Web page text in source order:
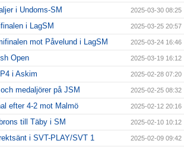
i Undoms-SM 2025-03-30 08:25
i LagSM 2025-03-25 20:57
mot Påvelund i LagSM 2025-03-24 16:46
Open 2025-03-19 16:12
i Askim 2025-02-28 07:20
medaljörer på JSM 2025-02-25 08:32
efter 4-2 mot Malmö 2025-02-12 20:16
till Täby i SM 2025-02-10 10:12
i SVT-PLAY/SVT 1 2025-02-09 09:42